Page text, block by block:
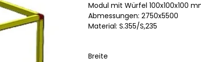
Modul mit Würfel 100x100x100
Abmessungen: 2750x5500
Material: S.355/S,235
Breite